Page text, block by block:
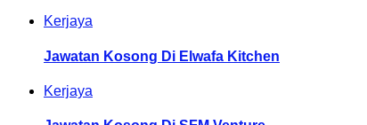
Kerjaya
Jawatan Kosong Di Elwafa Kitchen
Kerjaya